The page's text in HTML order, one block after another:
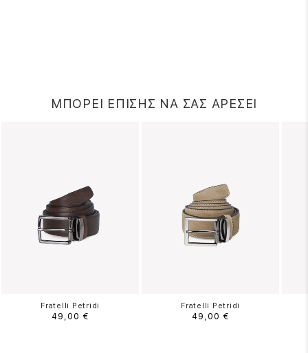
ΜΠΟΡΕΙ ΕΠΙΣΗΣ ΝΑ ΣΑΣ ΑΡΕΣΕΙ
Fratelli Petridi
49,00 €
Fratelli Petridi
49,00 €